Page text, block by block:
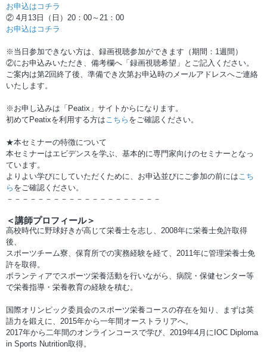
お申込はコチラ
② 4月13日（日）20：00～21：00
お申込はコチラ
※当日参加できない方は、録画視聴参加ができます（期間：1週間）
②にお申込みいただき、備考欄へ「録画視聴希望」とご記入ください。
ご案内は第2回終了後、準備でき次第お申込時のメールアドレスへご連絡
いたします。
※お申し込みは「Peatix」サイトからになります。
初めてPeatixを利用する方はこちら をご確認ください。
★本セミナーの特徴について
本セミナーはエビデンスを学ぶ、基本的に専門家向けのセミナーとなっ
ています。
よりよい学びにしていただくために、お申込並びにご参加の前にはこち
ら をご確認ください。
－－－－－－－－－－－－－－－－－－－－
＜講師プロフィール＞
高校時代に野球好きが高じて栄養士を志し、2008年に栄養士免許取得
後、
スポーツチーム寮、保育所での実務経験を経て、2011年に管理栄養士免
許を取得。
ボランティアでスポーツ栄養活動を行いながら、病院・保健センター等
で栄養指導・栄養教育の経験を積む。
国際オリンピック委員会のスポーツ栄養コースの存在を知り、まずは英
語力を鍛えに、2015年から一年間オーストラリアへ。
2017年から二年間のオンラインコースで学び、2019年4月にIOC Diploma
in Sports Nutrition取得。